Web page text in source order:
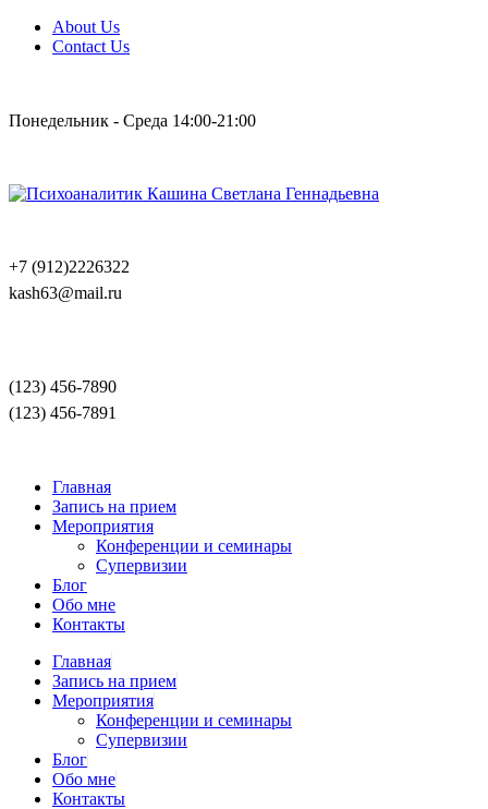
About Us
Contact Us
Понедельник - Среда 14:00-21:00
+7 (912)2226322
kash63@mail.ru
(123) 456-7890
(123) 456-7891
Главная
Запись на прием
Мероприятия
Конференции и семинары
Супервизии
Блог
Обо мне
Контакты
Главная
Запись на прием
Мероприятия
Конференции и семинары
Супервизии
Блог
Обо мне
Контакты